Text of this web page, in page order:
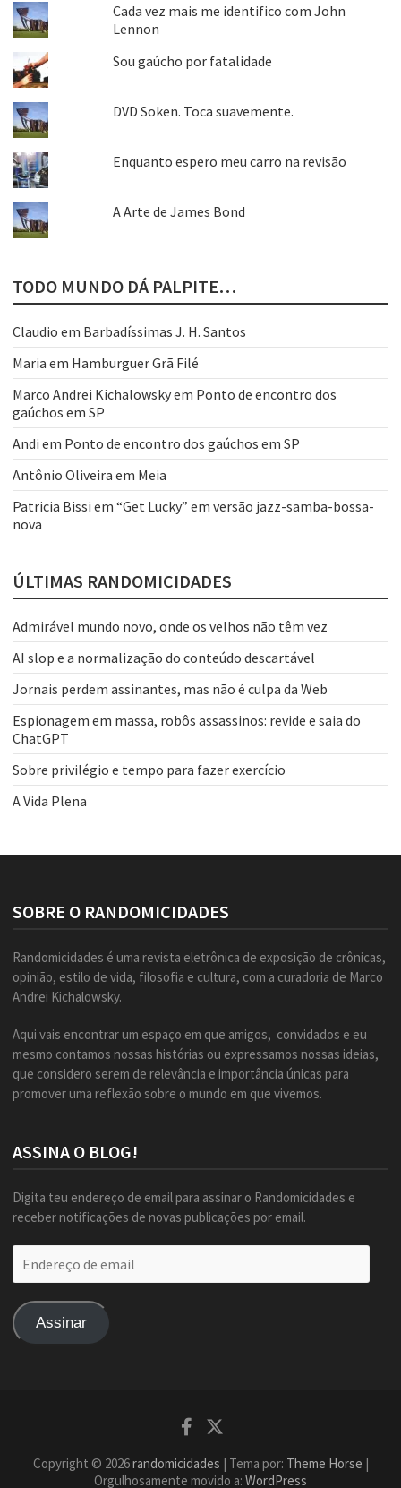
Cada vez mais me identifico com John
Lennon
Sou gaúcho por fatalidade
DVD Soken. Toca suavemente.
Enquanto espero meu carro na revisão
A Arte de James Bond
TODO MUNDO DÁ PALPITE…
Claudio em Barbadíssimas J. H. Santos
Maria em Hamburguer Grã Filé
Marco Andrei Kichalowskyem Ponto de encontro dos
gaúchos em SP
Andi em Ponto de encontro dos gaúchos em SP
Antônio Oliveira em Meia
Patricia Bissi em “Get Lucky” em versão jazz-samba-bossa-
nova
ÚLTIMAS RANDOMICIDADES
Admirável mundo novo, onde os velhos não têm vez
AI slop e a normalização do conteúdo descartável
Jornais perdem assinantes, mas não é culpa da Web
Espionagem em massa, robôs assassinos: revide e saia do
ChatGPT
Sobre privilégio e tempo para fazer exercício
A Vida Plena
SOBRE O RANDOMICIDADES
Randomicidades é uma revista eletrônica de exposição de crônicas,
opinião, estilo de vida, filosofia e cultura, com a curadoria de Marco
Andrei Kichalowsky.
Aqui vais encontrar um espaço em que amigos, convidados e eu
mesmo contamos nossas histórias ou expressamos nossas ideias,
que considero serem de relevância e importância únicas para
promover uma reflexão sobre o mundo em que vivemos.
ASSINA O BLOG!
Digita teu endereço de email para assinar o Randomicidades e
receber notificações de novas publicações por email.
de
Assinar
Facebook
Copyright © 2026randomicidades | Tema por: Theme Horse
Orgulhosamente movido a: WordPress